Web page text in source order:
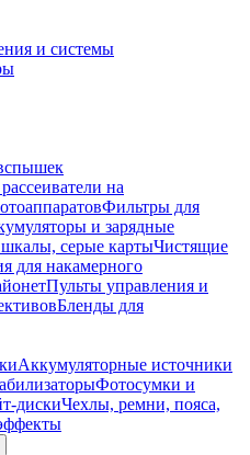
и системы
на
Фильтры для
и зарядные
серые картыЧистящие
для накамерного
Пульты управления и
Бленды для
Аккумуляторные источники
Фотосумки и
дискиЧехлы, ремни, пояса,